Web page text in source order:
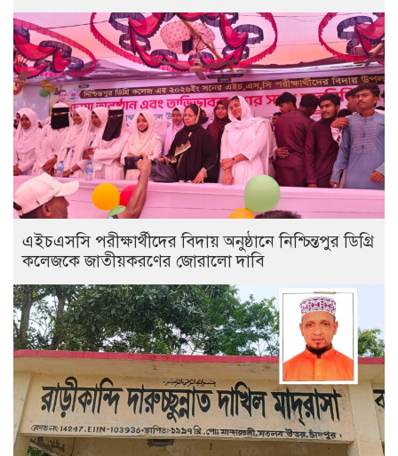
এইচএসসি পরীক্ষার্থীদের বিদায় অনুষ্ঠানে নিশ্চিন্তপুর ডিগ্রি
কলেজকে জাতীয়করণের জোরালো দাবি